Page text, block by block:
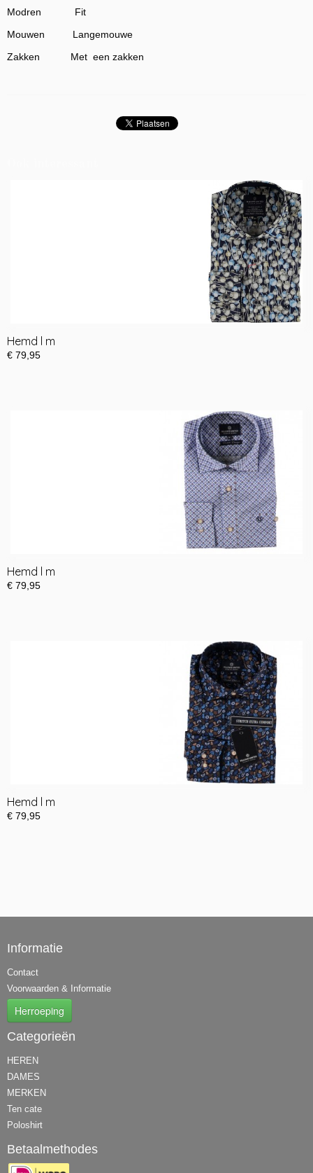
Modren Fit
Mouwen Langemouwe
Zakken Met een zakken
Hemd l m
€ 79,95
Hemd l m
€ 79,95
Hemd l m
€ 79,95
Informatie
Contact
Voorwaarden & Informatie
Herroeping
Categorieën
HEREN
DAMES
MERKEN
Ten cate
Poloshirt
Betaalmethodes